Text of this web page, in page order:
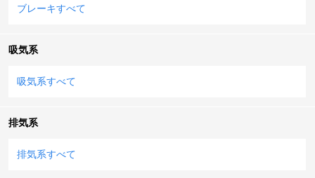
ブレーキすべて
吸気系
吸気系すべて
排気系
排気系すべて